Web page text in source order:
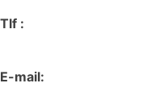
Tlf :
E-mail: